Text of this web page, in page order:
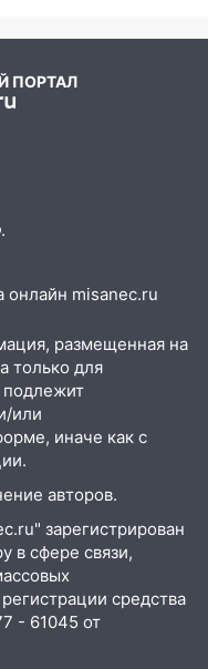
не
ливни
без спроса:
похитил у
на
дома на
и рухнуло
дерево
деревья,
ПОРТАЛ
онлайн misanec.ru
размещенная на
только для
подлежит
или
иначе как с
авторов.
зарегистрирован
в сфере связи,
средства
- 61045 от